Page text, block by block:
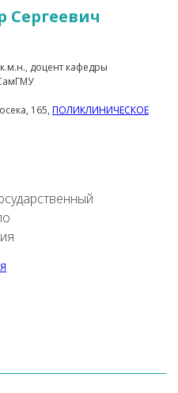
Сергеевич
доцент кафедры
165, ПОЛИКЛИНИЧЕСКОЕ